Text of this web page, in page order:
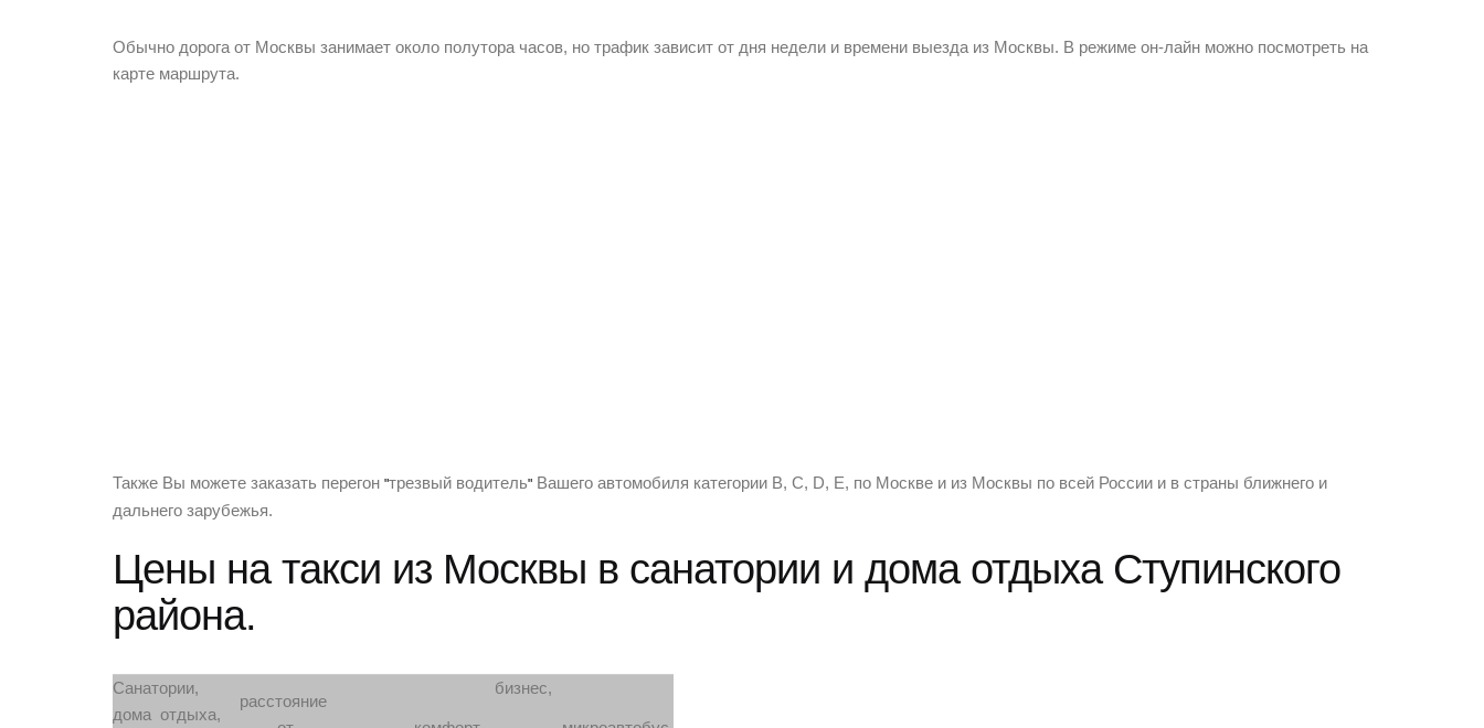
Обычно дорога от Москвы занимает около полутора часов, но трафик зависит от дня недели и времени выезда из Москвы. В режиме он-лайн можно посмотреть на
карте маршрута.
Также Вы можете заказать перегон "трезвый водитель" Вашего автомобиля категории B, C, D, Е, по Москве и из Москвы по всей России и в страны ближнего и
дальнего зарубежья.
Цены на такси из Москвы в санатории и дома отдыха Ступинского
района.
Санатории,
дома отдыха,
расстояние
бизнес,